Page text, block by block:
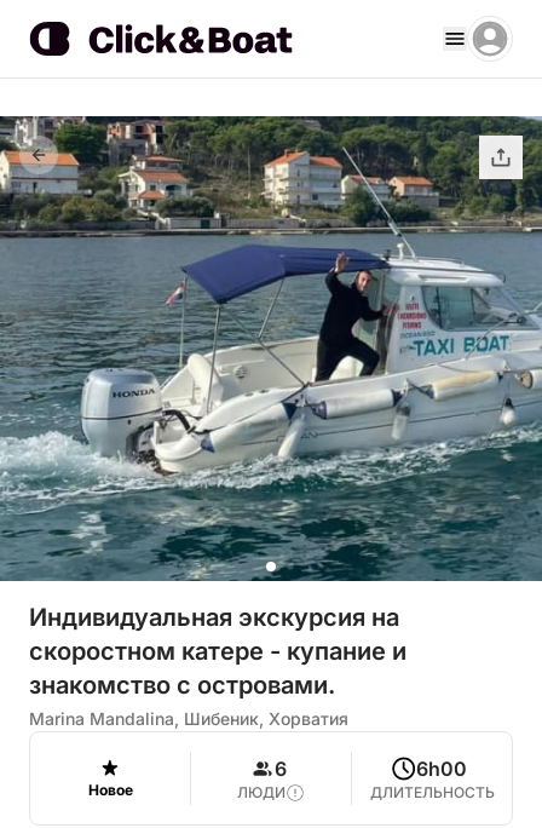
Индивидуальная экскурсия на
скоростном катере - купание и
знакомство с островами.
Marina Mandalina, Шибеник, Хорватия
Новое
6
ЛЮДИ
6h00
ДЛИТЕЛЬНОСТЬ